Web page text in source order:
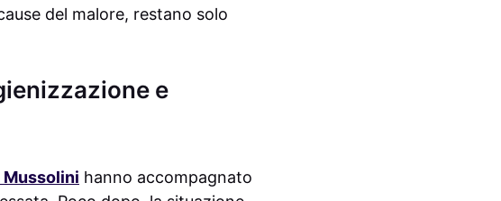
del malore, restano solo
e
Mussolini hanno accompagnato